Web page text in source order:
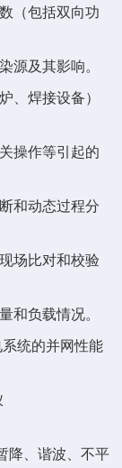
（包括双向功
源及其影响。
、焊接设备）
操作等引起的
和动态过程分
场比对和校验
和负载情况。
统的并网性能
降、谐波、不平